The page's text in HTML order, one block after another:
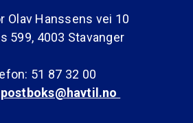
Olav Hanssens vei 10
599, 4003 Stavanger
51 87 32 00
postboks@havtil.no